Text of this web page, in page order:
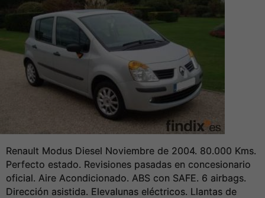
Renault Modus Diesel Noviembre de 2004. 80.000 Kms.
Perfecto estado. Revisiones pasadas en concesionario
oficial. Aire Acondicionado. ABS con SAFE. 6 airbags.
Dirección asistida. Elevalunas eléctricos. Llantas de